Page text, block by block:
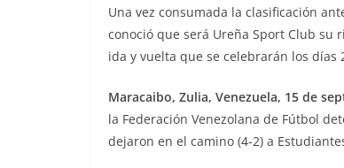
Una vez consumada la clasificación
conoció que será Ureña Sport Club su
ida y vuelta que se celebrarán los
Maracaibo, Zulia, Venezuela, 15 de
la Federación Venezolana de Fútbol
dejaron en el camino (4-2) a